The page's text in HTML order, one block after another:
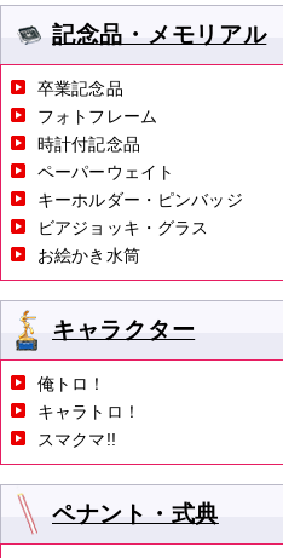
記念品・メモリアル
卒業記念品
フォトフレーム
時計付記念品
ペーパーウェイト
キーホルダー・ピンバッジ
ビアジョッキ・グラス
お絵かき水筒
キャラクター
俺トロ！
キャラトロ！
スマクマ!!
ペナント・式典